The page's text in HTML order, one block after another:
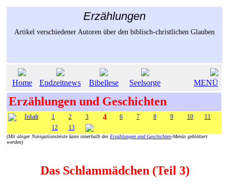
Erzählungen
Artikel verschiedener Autoren über den biblisch-christlichen Glauben
Home Endzeitnews Bibellese Seelsorge MENÜ
Erzählungen und Geschichten
Inhalt 1 2 3 4 6 7 8 9 10
11
12
13
(Mit obiger Navigationsleiste kann innerhalb des Erzählungen und Geschichten-Menüs geblättert
werden)
Das Schlammädchen (Teil 3)